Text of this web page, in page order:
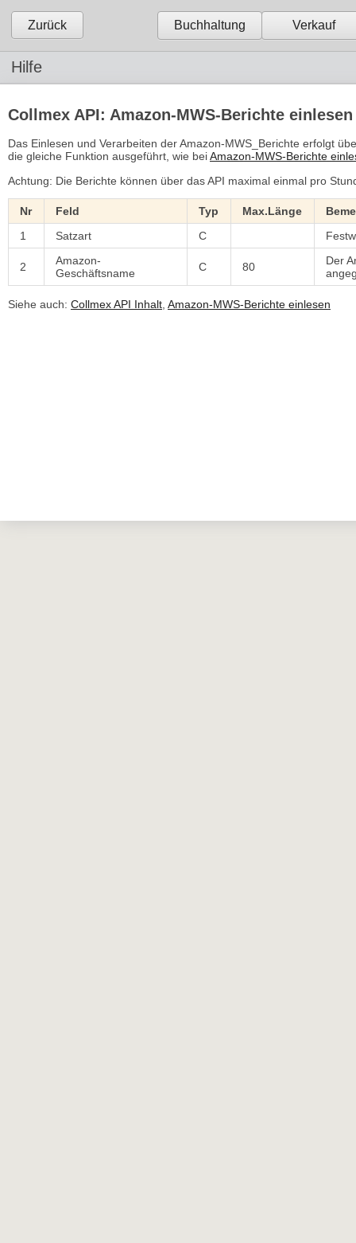
Zurück Buchhaltung Verkauf
Hilfe
Collmex API: Amazon-MWS-Berichte einlesen
Das Einlesen und Verarbeiten der Amazon-MWS_Berichte erfolgt
die gleiche Funktion ausgeführt, wie beiAmazon-MWS-Berichte
Achtung: Die Berichte können über das API maximal einmal pro
Nr Feld Typ Max.Länge
1
Satzart C
2
Amazon-
Geschäftsname
C 80
Der
Siehe auch: Collmex API Inhalt Amazon-MWS-Berichte einlesen